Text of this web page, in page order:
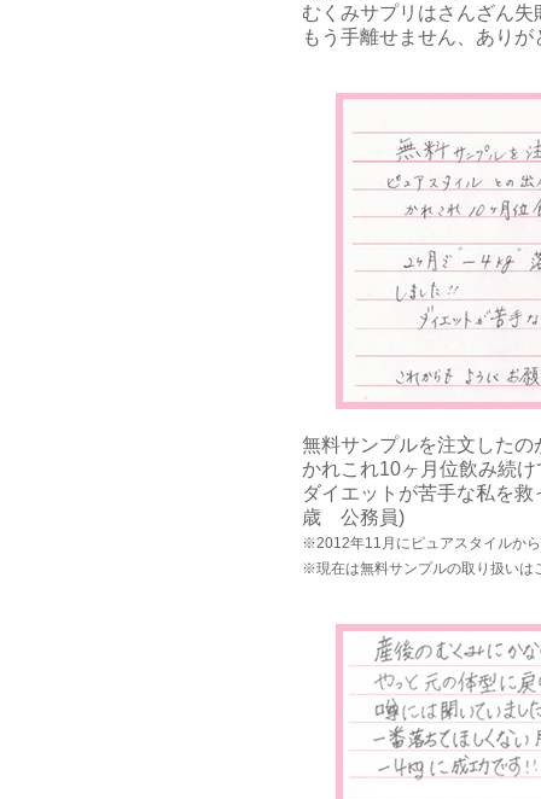
むくみサプリはさんざん
もう手離せません、あり
無料サンプルを注文した
かれこれ10ヶ月位飲み続
ダイエットが苦手な私を
歳 公務員)
※2012年11月にピュアスタイルか
※現在は無料サンプルの取り扱いは